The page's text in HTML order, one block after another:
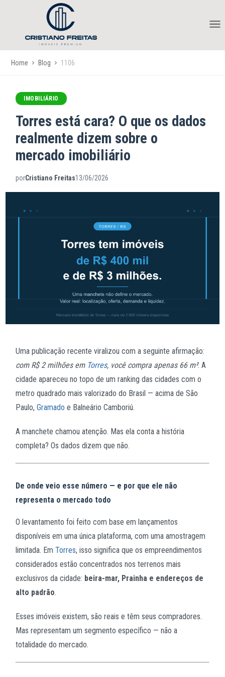
Home Blog 1106
IMOBILIÁRIO
Torres está cara? O que os dados
realmente dizem sobre o
mercado imobiliário
porCristiano Freitas13/06/2026
Uma publicação recente viralizou com a seguinte afirmação:
com R$ 2 milhões em Torres, você compra apenas 66 m². A
cidade apareceu no topo de um ranking das cidades com o
metro quadrado mais valorizado do Brasil — acima de São
Paulo,Gramado e Balneário Camboriú.
A manchete chamou atenção. Mas ela conta a história
completa? Os dados dizem que não.
De onde veio esse número — e por que ele não
representa o mercado todo
O levantamento foi feito com base em lançamentos
disponíveis em uma única plataforma, com uma amostragem
limitada. EmTorres, isso significa que os empreendimentos
considerados estão concentrados nos terrenos mais
exclusivos da cidade: beira-mar, Prainha e endereços de
alto padrão.
Esses imóveis existem, são reais e têm seus compradores.
Mas representam um segmento específico — não a
totalidade do mercado.